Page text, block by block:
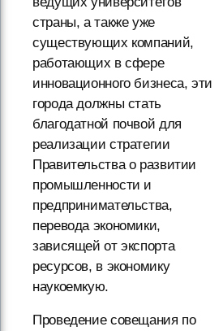
страны, а также уже
существующих компаний,
работающих в сфере
инновационного бизнеса, эти
города должны стать
благодатной почвой для
реализации стратегии
Правительства о развитии
промышленности и
предпринимательства,
перевода экономики,
зависящей от экспорта
ресурсов, в экономику
наукоемкую.
Проведение совещания по